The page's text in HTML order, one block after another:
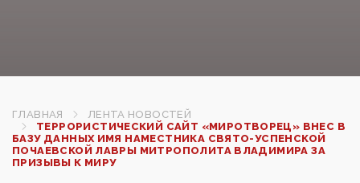
ГЛАВНАЯ
ЛЕНТА НОВОСТЕЙ
ТЕРРОРИСТИЧЕСКИЙ САЙТ «МИРОТВОРЕЦ» ВНЕС В
БАЗУ ДАННЫХ ИМЯ НАМЕСТНИКА СВЯТО-УСПЕНСКОЙ
ПОЧАЕВСКОЙ ЛАВРЫ МИТРОПОЛИТА ВЛАДИМИРА ЗА
ПРИЗЫВЫ К МИРУ